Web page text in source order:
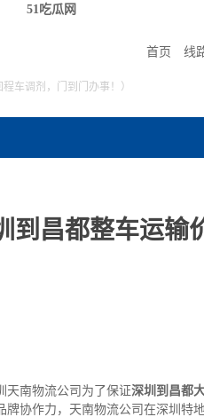
51吃瓜网
首页 线
车调剂，门到门办事！）
到昌都整车运输
天南物流公司为了保证深圳到昌都
协作力，天南物流公司在深圳特